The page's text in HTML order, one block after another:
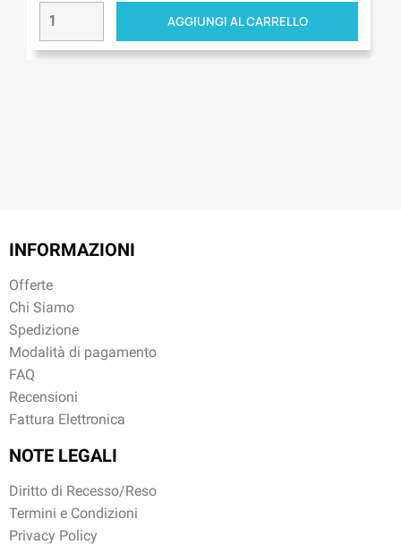
AGGIUNGI AL CARRELLO
INFORMAZIONI
Offerte
Chi Siamo
Spedizione
Modalità di pagamento
FAQ
Recensioni
Fattura Elettronica
NOTE LEGALI
Diritto di Recesso/Reso
Termini e Condizioni
Privacy Policy